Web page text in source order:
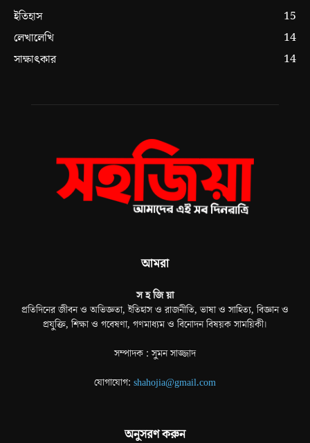
ইতিহাস
15
লেখালেখি
14
সাক্ষাৎকার
14
আমরা
স হ জি য়া
প্রতিদিনের জীবন ও অভিজ্ঞতা, ইতিহাস ও রাজনীতি, ভাষা ও সাহিত্য, বিজ্ঞান ও
প্রযুক্তি, শিক্ষা ও গবেষণা, গণমাধ্যম ও বিনোদন বিষয়ক সাময়িকী।
সম্পাদক : সুমন সাজ্জাদ
যোগাযোগ: shahojia@gmail.com
অনুসরণ করুন